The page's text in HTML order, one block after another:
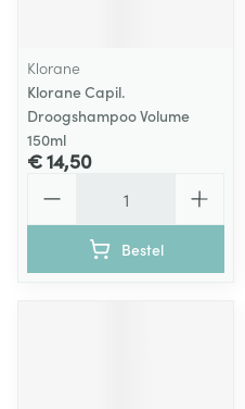
Klorane
Klorane Capil.
Droogshampoo Volume
150ml
€ 14,50
Bestel